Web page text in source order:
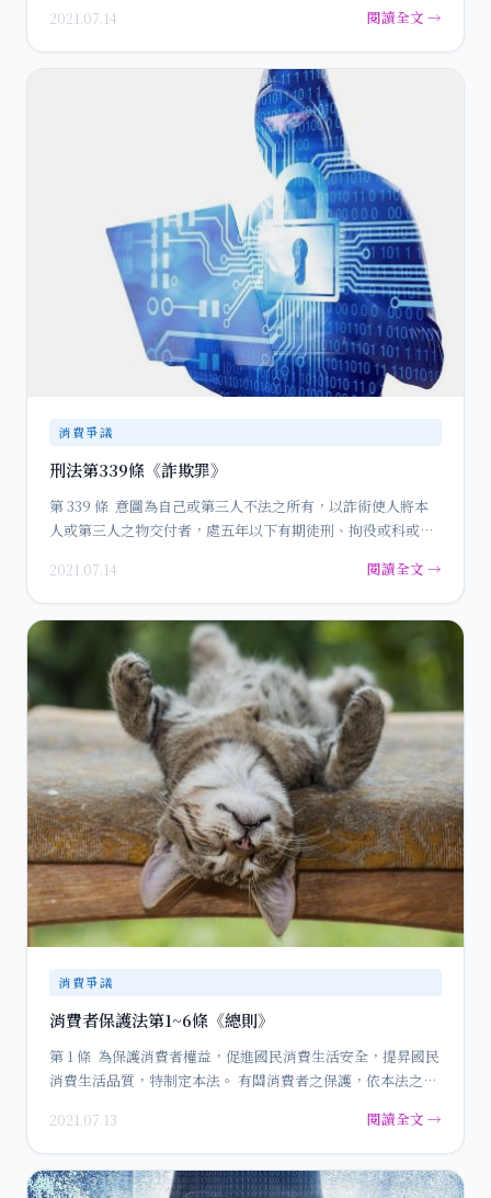
2021.07.14 閱讀全文 →
消費爭議
刑法第339條《詐欺罪》
第 339 條 意圖為自己或第三人不法之所有，以詐術使人將本
人或第三人之物交付者，處五年以下有期徒刑、拘役或科或併
2021.07.14 閱讀全文 →
消費爭議
消費者保護法第1~6條《總則》
第 1 條 為保護消費者權益，促進國民消費生活安全，提昇國民
消費生活品質，特制定本法。 有關消費者之保護，依本法之
2021.07.13 閱讀全文 →